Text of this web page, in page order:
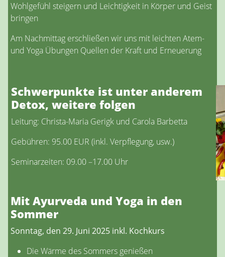
Wohlgefühl steigern und Leichtigkeit in Körper und Geist
bringen
Am Nachmittag erschließen wir uns mit leichten Atem-
und Yoga Übungen Quellen der Kraft und Erneuerung
Schwerpunkte ist unter anderem
Detox, weitere folgen
Leitung: Christa-Maria Gerigk und Carola Barbetta
Gebühren: 95.00 EUR (inkl. Verpflegung, usw.)
Seminarzeiten: 09.00 –17.00 Uhr
Mit Ayurveda und Yoga in den
Sommer
Sonntag, den 29. Juni 2025 inkl. Kochkurs
Die Wärme des Sommers genießen